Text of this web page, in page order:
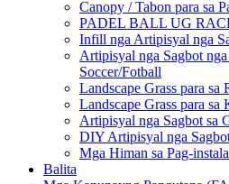
Canopy / Tabon para sa
PADEL BALL UG
Infill nga Artipisyal nga
Artipisyal nga Sagbot
Soccer/Fotball
Landscape Grass para sa
Landscape Grass para sa
Artipisyal nga Sagbot sa
DIY Artipisyal nga
Mga Himan sa Pag-
Balita